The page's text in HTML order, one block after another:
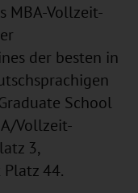
MBA-Vollzeit-
der besten in
School
Vollzeit-
3,
44.